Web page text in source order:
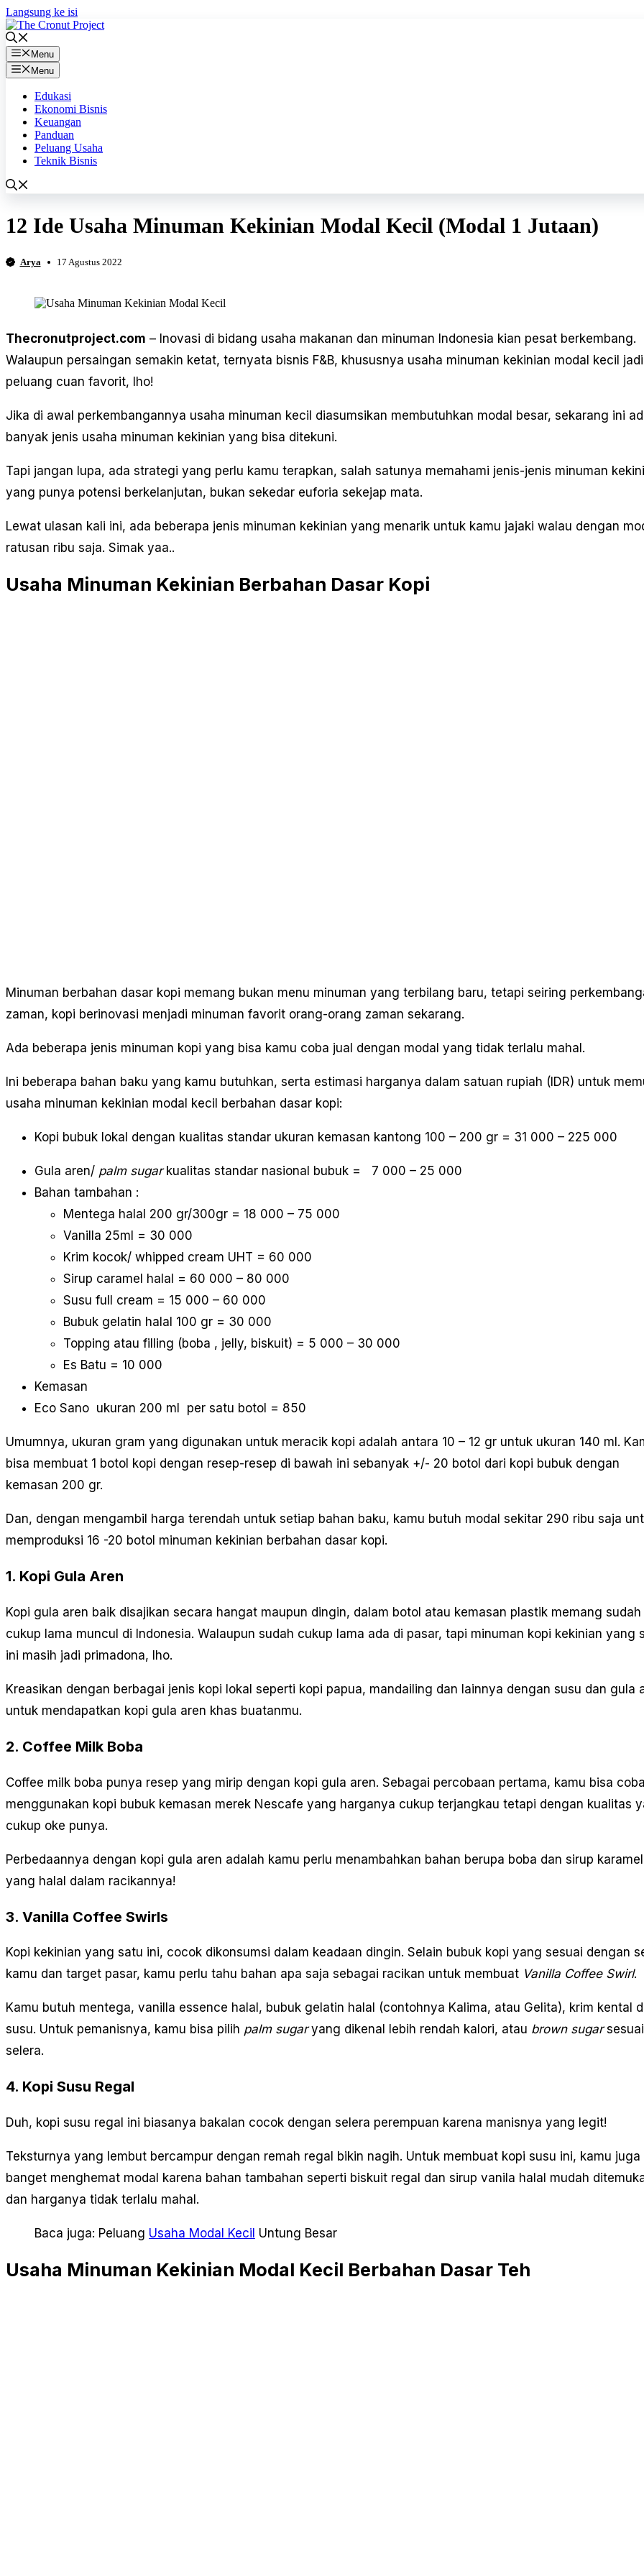
Langsung ke isi
Menu
Menu
Edukasi
Ekonomi Bisnis
Keuangan
Panduan
Peluang Usaha
Teknik Bisnis
12 Ide Usaha Minuman Kekinian Modal Kecil (Modal 1 Jutaan)
Arya 17 Agustus 2022
Thecronutproject.com – Inovasi di bidang usaha makanan dan minuman Indonesia kian pesat berkembang.
Walaupun persaingan semakin ketat, ternyata bisnis F&B, khususnya usaha minuman kekinian modal kecil jadi
peluang cuan favorit, lho!
Jika di awal perkembangannya usaha minuman kecil diasumsikan membutuhkan modal besar, sekarang ini
banyak jenis usaha minuman kekinian yang bisa ditekuni.
Tapi jangan lupa, ada strategi yang perlu kamu terapkan, salah satunya memahami jenis-jenis minuman
yang punya potensi berkelanjutan, bukan sekedar euforia sekejap mata.
Lewat ulasan kali ini, ada beberapa jenis minuman kekinian yang menarik untuk kamu jajaki walau dengan
ratusan ribu saja. Simak yaa..
Usaha Minuman Kekinian Berbahan Dasar Kopi
Minuman berbahan dasar kopi memang bukan menu minuman yang terbilang baru, tetapi seiring
zaman, kopi berinovasi menjadi minuman favorit orang-orang zaman sekarang.
Ada beberapa jenis minuman kopi yang bisa kamu coba jual dengan modal yang tidak terlalu mahal.
Ini beberapa bahan baku yang kamu butuhkan, serta estimasi harganya dalam satuan rupiah (IDR) untuk
usaha minuman kekinian modal kecil berbahan dasar kopi:
Kopi bubuk lokal dengan kualitas standar ukuran kemasan kantong 100 – 200 gr = 31 000 – 225 000
Gula aren/ palm sugarkualitas standar nasional bubuk = 7 000 – 25 000
Bahan tambahan :
Mentega halal 200 gr/300gr = 18 000 – 75 000
Vanilla 25ml = 30 000
Krim kocok/ whipped cream UHT = 60 000
Sirup caramel halal = 60 000 – 80 000
Susu full cream = 15 000 – 60 000
Bubuk gelatin halal 100 gr = 30 000
Topping atau filling (boba , jelly, biskuit) = 5 000 – 30 000
Es Batu = 10 000
Kemasan
Eco Sano ukuran 200 ml per satu botol = 850
Umumnya, ukuran gram yang digunakan untuk meracik kopi adalah antara 10 – 12 gr untuk ukuran 140 ml.
bisa membuat 1 botol kopi dengan resep-resep di bawah ini sebanyak +/- 20 botol dari kopi bubuk dengan
kemasan 200 gr.
Dan, dengan mengambil harga terendah untuk setiap bahan baku, kamu butuh modal sekitar 290 ribu saja
memproduksi 16 -20 botol minuman kekinian berbahan dasar kopi.
1. Kopi Gula Aren
Kopi gula aren baik disajikan secara hangat maupun dingin, dalam botol atau kemasan plastik memang sudah
cukup lama muncul di Indonesia. Walaupun sudah cukup lama ada di pasar, tapi minuman kopi kekinian yang
ini masih jadi primadona, lho.
Kreasikan dengan berbagai jenis kopi lokal seperti kopi papua, mandailing dan lainnya dengan susu dan gula
untuk mendapatkan kopi gula aren khas buatanmu.
2. Coffee Milk Boba
Coffee milk boba punya resep yang mirip dengan kopi gula aren. Sebagai percobaan pertama, kamu bisa coba
menggunakan kopi bubuk kemasan merek Nescafe yang harganya cukup terjangkau tetapi dengan kualitas
cukup oke punya.
Perbedaannya dengan kopi gula aren adalah kamu perlu menambahkan bahan berupa boba dan sirup karamel
yang halal dalam racikannya!
3. Vanilla Coffee Swirls
Kopi kekinian yang satu ini, cocok dikonsumsi dalam keadaan dingin. Selain bubuk kopi yang sesuai dengan
kamu dan target pasar, kamu perlu tahu bahan apa saja sebagai racikan untuk membuat Vanilla Coffee Swirl.
Kamu butuh mentega, vanilla essence halal, bubuk gelatin halal (contohnya Kalima, atau Gelita), krim kental
susu. Untuk pemanisnya, kamu bisa pilih palm sugaryang dikenal lebih rendah kalori, atau brown sugarsesuai
selera.
4. Kopi Susu Regal
Duh, kopi susu regal ini biasanya bakalan cocok dengan selera perempuan karena manisnya yang legit!
Teksturnya yang lembut bercampur dengan remah regal bikin nagih. Untuk membuat kopi susu ini, kamu juga
banget menghemat modal karena bahan tambahan seperti biskuit regal dan sirup vanila halal mudah
dan harganya tidak terlalu mahal.
Baca juga: Peluang Usaha Modal Kecil Untung Besar
Usaha Minuman Kekinian Modal Kecil Berbahan Dasar Teh